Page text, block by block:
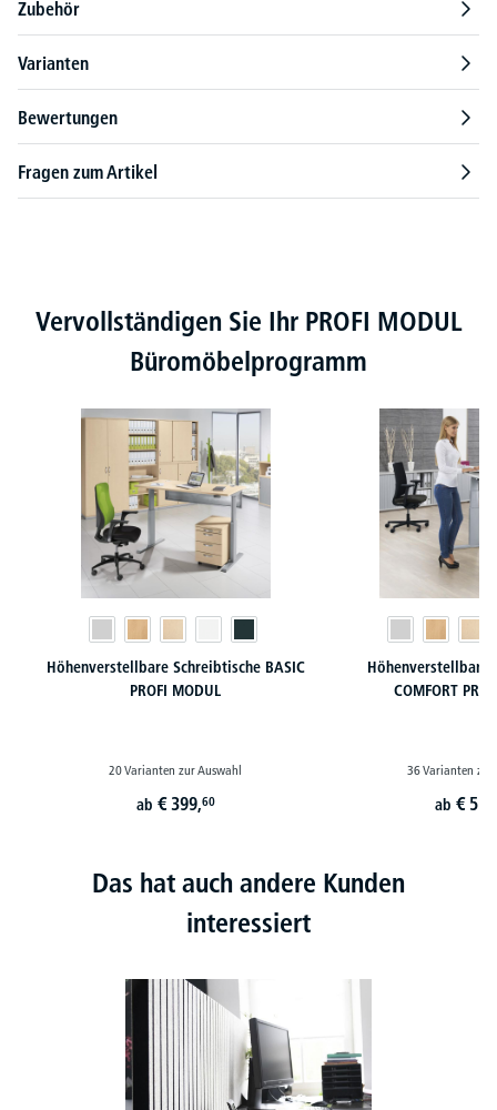
Zubehör
Varianten
Bewertungen
Fragen zum Artikel
Produktgalerie überspringen
Vervollständigen Sie Ihr PROFI MODUL
Büromöbelprogramm
Höhenverstellbare Schreibtische BASIC
PROFI MODUL
20 Varianten zur Auswahl
ab € 399,60
Höhenverstellbare
COMFORT
36 Varianten zur
ab €
Das hat auch andere Kunden
interessiert